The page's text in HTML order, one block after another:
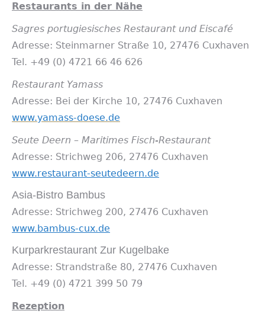
Restaurants in der Nähe
Sagres portugiesisches Restaurant und Eiscafé
Adresse: Steinmarner Straße 10, 27476 Cuxhaven
Tel. +49 (0) 4721 66 46 626
Restaurant Yamass
Adresse: Bei der Kirche 10, 27476 Cuxhaven
www.yamass-doese.de
Seute Deern – Maritimes Fisch-Restaurant
Adresse: Strichweg 206, 27476 Cuxhaven
www.restaurant-seutedeern.de
Asia-Bistro Bambus
Adresse: Strichweg 200, 27476 Cuxhaven
www.bambus-cux.de
Kurparkrestaurant Zur Kugelbake
Adresse: Strandstraße 80, 27476 Cuxhaven
Tel. +49 (0) 4721 399 50 79
Rezeption